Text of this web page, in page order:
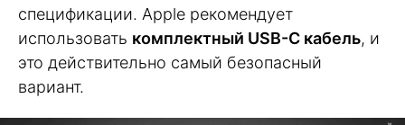
спецификации. Apple рекомендует
использовать комплектный USB-C кабель, и
это действительно самый безопасный
вариант.